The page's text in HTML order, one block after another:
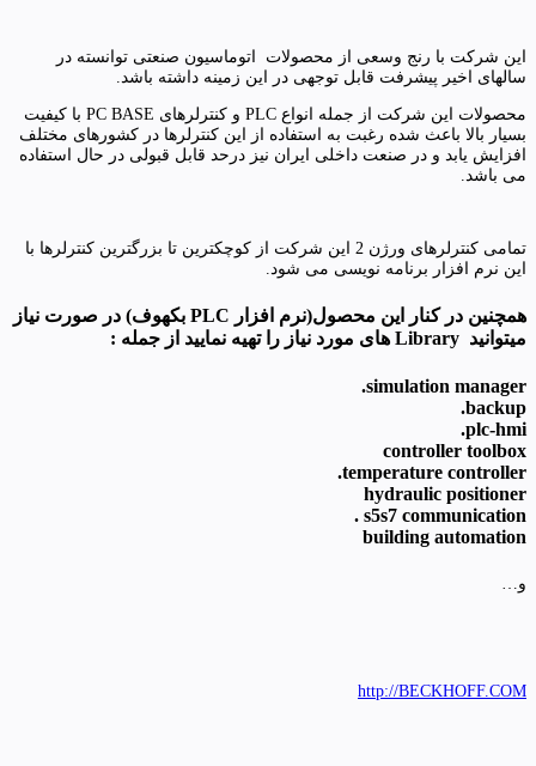
این شرکت با رنج وسعی از محصولات اتوماسیون صنعتی توانسته در
سالهای اخیر پیشرفت قابل توجهی در این زمینه داشته باشد.
محصولات این شرکت از جمله انواع PLC و کنترلرهای PC BASE با کیفیت
بسیار بالا باعث شده رغبت به استفاده از این کنترلرها در کشورهای مختلف
افزایش یابد و در صنعت داخلی ایران نیز درحد قابل قبولی در حال استفاده
می باشد.
تمامی کنترلرهای ورژن 2 این شرکت از کوچکترین تا بزرگترین کنترلرها با
این نرم افزار برنامه نویسی می شود.
همچنین در کنار این محصول(نرم افزار PLC بکهوف) در صورت نیاز
میتوانید Library های مورد نیاز را تهیه نمایید از جمله :
simulation manager.
backup.
plc-hmi.
controller toolbox
temperature controller.
hydraulic positioner
s5s7 communication .
building automation
و…
http://BECKHOFF.COM